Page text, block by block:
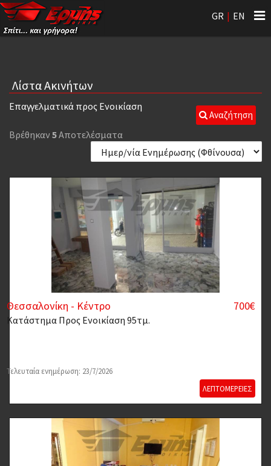
GR | EN
Λίστα Ακινήτων
Αναζήτηση
Επαγγελματικά προς Ενοικίαση
Βρέθηκαν 5Αποτελέσματα
Θεσσαλονίκη - Κέντρο 700€
Κατάστημα Προς Ενοικίαση 95τμ.
Τελευταία ενημέρωση: 23/7/2026
ΛΕΠΤΟΜΕΡΕΙΕΣ